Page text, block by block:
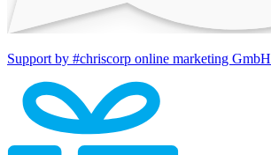
Support by #chriscorp online marketing GmbH